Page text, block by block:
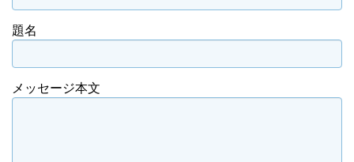
題名
メッセージ本文